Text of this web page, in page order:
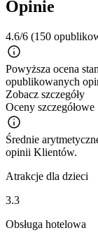
Opinie
4.6/6 (150
Powyższa ocena
opublikowanych
Zobacz szczegóły
Oceny szczegółowe
Średnie
opinii Klientów.
Atrakcje dla dzieci
3.3
Obsługa hotelowa